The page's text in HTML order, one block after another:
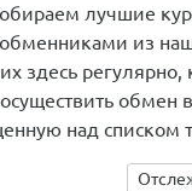
лучшие
обменниками из
здесь регулярно,
над списком